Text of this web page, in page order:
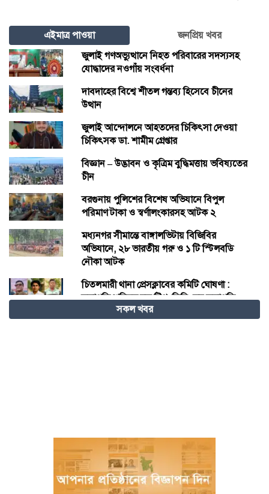
এইমাত্র পাওয়া
জনপ্রিয় খবর
জুলাই গণঅভ্যুত্থানে নিহত পরিবারের সদস্যসহ
যোদ্ধাদের নওগাঁয় সংবর্ধনা
দাবদাহের বিশ্বে শীতল গন্তব্য হিসেবে চীনের
উত্থান
জুলাই আন্দোলনে আহতদের চিকিৎসা দেওয়া
চিকিৎসক ডা. শামীম গ্রেপ্তার
বিজ্ঞান – উদ্ভাবন ও কৃত্রিম বুদ্ধিমত্তায় ভবিষ্যতের
চীন
বরগুনায় পুলিশের বিশেষ অভিযানে বিপুল
পরিমাণ টাকা ও স্বর্ণালংকারসহ আটক ২
মধ্যনগর সীমান্তে বাঙ্গালভিটায় বিজিবির
অভিযানে, ২৮ ভারতীয় গরু ও ১ টি স্টিলবডি
নৌকা আটক
চিতলমারী থানা প্রেসক্লাবের কমিটি ঘোষণা :
সভাপতি শহিদুল হক টিপু, সিনি: সহ সভাপতি
মো: আজাদ খান, সাধারণ সম্পাদক অরুন কুমার
গাঁজাসহ দুইজন মাদক ব্যবসায়ীকে গ্রেফতার
করেছে র‍্যাব-৬
নওগাঁয় পানিতে ডুবে নবদম্পতির মৃত্যু, শয়ন ঘর
সকল খবর